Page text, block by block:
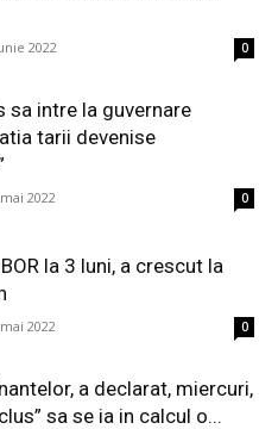
2022 0
sa intre la guvernare
tarii devenise
2022 0
la 3 luni, a crescut la
2022 0
a declarat, miercuri,
sa se ia in calcul o...